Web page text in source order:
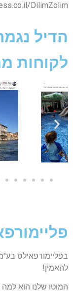
DilimZolim
הדיל
לקוחות
בפליימורפאילס
להאמין!
המוטו שלנו הוא